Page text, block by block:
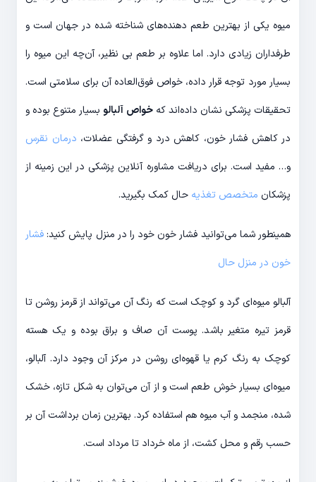
میوه یکی از بهترین طعم دهنده‌های شناخته شده در جهان است و
طرفداران زیادی دارد. اما علاوه بر طعم بی نظیر، آن‌چه این میوه را
بسیار مورد توجه قرار داده، خواص فوق‌العاده آن برای سلامتی است.
تحقیقات پزشکی نشان داده‌اند کهخواص آلبالو بسیار متنوع بوده و
در کاهش فشار خون، کاهش درد و گرفتگی عضلات، درمان نقرس
و… مفید است. برای دریافت مشاوره آنلاین پزشکی در این زمینه از
پزشکان متخصص تغذیه حال کمک بگیرید.
همینطور شما می‌توانید فشار خون خود را در منزل پایش کنید:فشار
خون در منزل حال
آلبالو میوه‌ای گرد و کوچک است که رنگ آن می‌تواند از قرمز روشن تا
قرمز تیره متغیر باشد. پوست آن صاف و براق بوده و یک هسته
کوچک به رنگ کرم یا قهوه‌ای روشن در مرکز آن وجود دارد. آلبالو،
میوه‌ای بسیار خوش طعم است و از آن می‌توان به شکل تازه، خشک
شده، منجمد و آب میوه هم استفاده کرد. بهترین زمان برداشت آن بر
حسب رقم و محل کشت، از ماه خرداد تا مرداد است.